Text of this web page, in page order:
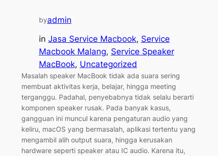
byadmin
in Jasa Service Macbook, Service
Macbook Malang, Service Speaker
MacBook, Uncategorized
Masalah speaker MacBook tidak ada suara sering
membuat aktivitas kerja, belajar, hingga meeting
terganggu. Padahal, penyebabnya tidak selalu berarti
komponen speaker rusak. Pada banyak kasus,
gangguan ini muncul karena pengaturan audio yang
keliru, macOS yang bermasalah, aplikasi tertentu yang
mengambil alih output suara, hingga kerusakan
hardware seperti speaker atau IC audio. Karena itu,